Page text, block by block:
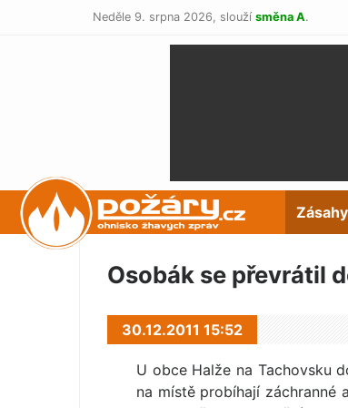
Neděle 9. srpna 2026, slouží směna A.
POŽÁRY.cz Zásahy
Osobák se převrátil
30.12.2011 15:52
U obce Halže na Tachovsku
na místě probíhají záchranné